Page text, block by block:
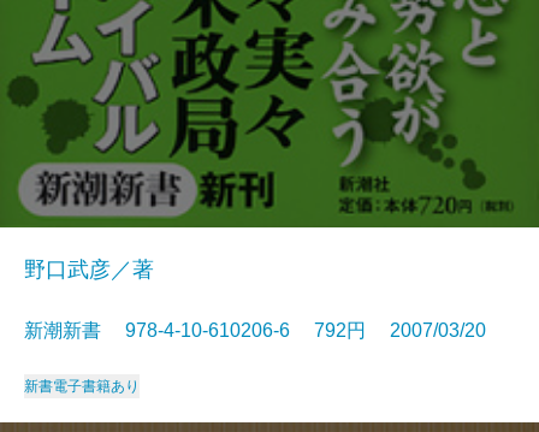
野口武彦／著
新潮新書 978-4-10-610206-6 792円 2007/03/20
新書電子書籍あり